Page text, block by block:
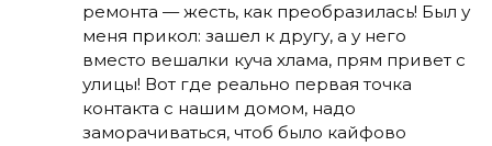
ремонта — жесть, как преобразилась! Был у
меня прикол: зашел к другу, а у него
вместо вешалки куча хлама, прям привет с
улицы! Вот где реально первая точка
контакта с нашим домом, надо
заморачиваться, чтоб было кайфово